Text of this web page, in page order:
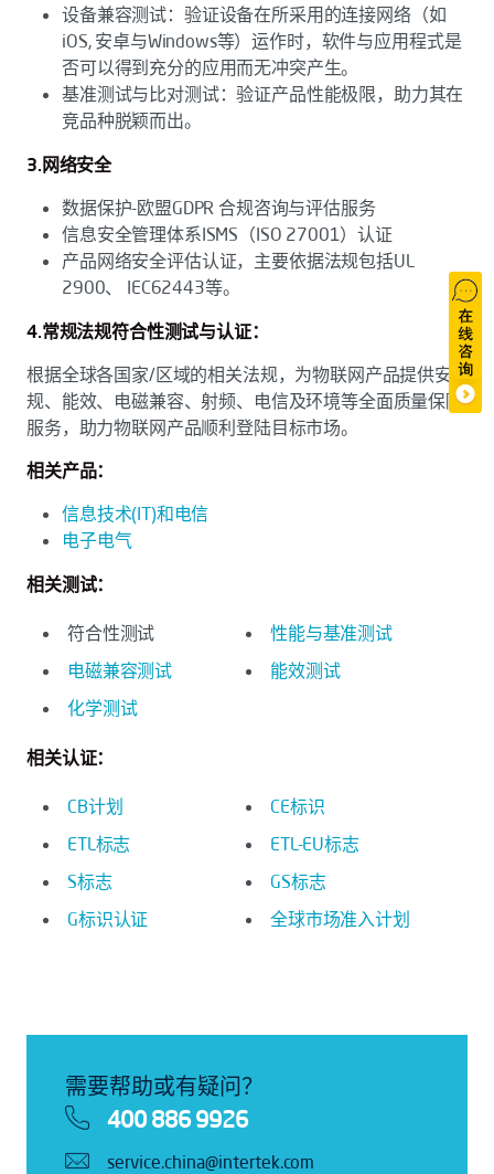
设备兼容测试：验证设备在所采用的连接网络（如
iOS, 安卓与Windows等）运作时，软件与应用程式是
否可以得到充分的应用而无冲突产生。
基准测试与比对测试：验证产品性能极限，助力其在
竞品种脱颖而出。
3.网络安全
数据保护-欧盟GDPR 合规咨询与评估服务
信息安全管理体系ISMS（ISO 27001）认证
产品网络安全评估认证，主要依据法规包括UL
2900、 IEC62443等。
4.常规法规符合性测试与认证：
根据全球各国家/区域的相关法规，为物联网产品提供安
规、能效、电磁兼容、射频、电信及环境等全面质量保障
服务，助力物联网产品顺利登陆目标市场。
相关产品：
信息技术(IT)和电信
电子电气
相关测试：
符合性测试
性能与基准测试
电磁兼容测试
能效测试
化学测试
相关认证：
CB计划
CE标识
ETL标志
ETL-EU标志
S标志
GS标志
G标识认证
全球市场准入计划
需要帮助或有疑问？
400 886 9926
service.china@intertek.com